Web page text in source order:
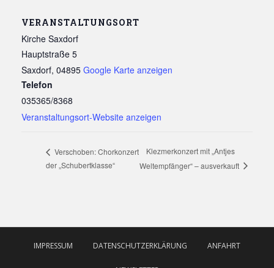
VERANSTALTUNGSORT
Kirche Saxdorf
Hauptstraße 5
Saxdorf, 04895 Google Karte anzeigen
Telefon
035365/8368
Veranstaltungsort-Website anzeigen
Verschoben: Chorkonzert
der „Schubertklasse“
Klezmerkonzert mit „Antjes
Weltempfänger“ – ausverkauft
IMPRESSUM DATENSCHUTZERKLÄRUNG ANFAHRT